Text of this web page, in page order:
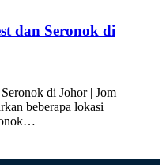
dan Seronok di
di Johor | Jom
beberapa lokasi